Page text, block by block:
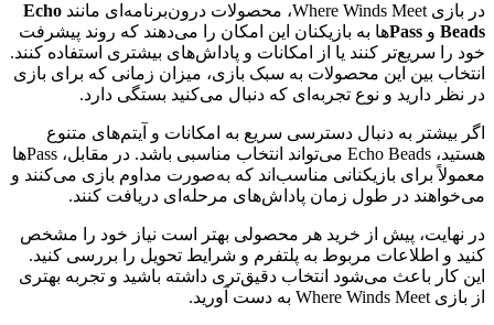
در بازی Where Winds Meet، محصولات درون‌برنامه‌ای مانند
Echo
Beads و Pass‌ها به بازیکنان این امکان را می‌دهند که روند پیشرفت
خود را سریع‌تر کنند یا از امکانات و پاداش‌های بیشتری استفاده کنند.
انتخاب بین این محصولات به سبک بازی، میزان زمانی که برای بازی
در نظر دارید و نوع تجربه‌ای که دنبال می‌کنید بستگی دارد.
اگر بیشتر به دنبال دسترسی سریع به امکانات و آیتم‌های متنوع
هستید، Echo Beads می‌تواند انتخاب مناسبی باشد. در مقابل، Pass‌ها
معمولاً برای بازیکنانی مناسب‌اند که به‌صورت مداوم بازی می‌کنند و
می‌خواهند در طول زمان پاداش‌های مرحله‌ای دریافت کنند.
در نهایت، پیش از خرید هر محصولی بهتر است نیاز خود را مشخص
کنید و اطلاعات مربوط به پلتفرم و شرایط تحویل را بررسی کنید.
این کار باعث می‌شود انتخاب دقیق‌تری داشته باشید و تجربه بهتری
از بازی Where Winds Meet به دست آورید.